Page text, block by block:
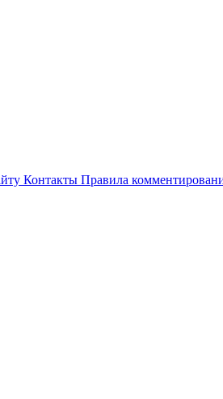
Контакты Правила